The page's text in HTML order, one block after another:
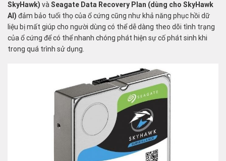
SkyHawk) và Seagate Data Recovery Plan (dùng cho SkyHawk
AI) đảm bảo tuổi thọ của ổ cứng cũng như khả năng phục hồi dữ
liệu bị mất giúp cho người dùng có thể dễ dàng theo dõi tình trạng
của ổ cứng để có thể nhanh chóng phát hiện sự cố phát sinh khi
trong quá trình sử dụng.